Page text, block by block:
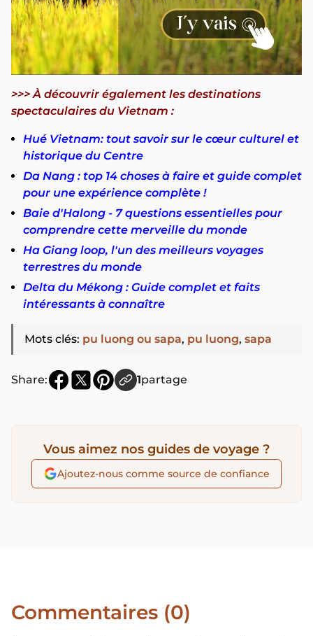
>>> À découvrir également les destinations
spectaculaires du Vietnam :
Hué Vietnam: tout savoir sur le cœur culturel et
historique du Centre
Da Nang : top 14 choses à faire et guide complet
pour une expérience complète !
Baie d'Halong - 7 questions essentielles pour
comprendre cette merveille du monde
Ha Giang loop, l'un des meilleurs voyages
terrestres du monde
Delta du Mékong : Guide complet et faits
intéressants à connaître
Mots clés: pu luong ou sapa, pu luong, sapa
Share: 1partage
Vous aimez nos guides de voyage ?
Ajoutez-nous comme source de confiance
Commentaires (0)